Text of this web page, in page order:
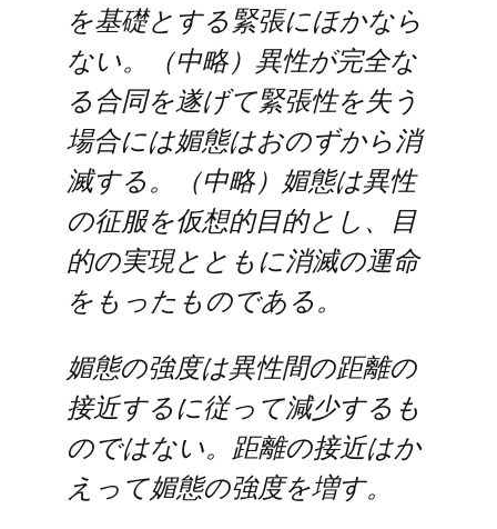
を基礎とする緊張にほかなら
ない。（中略）異性が完全な
る合同を遂げて緊張性を失う
場合には媚態はおのずから消
滅する。（中略）媚態は異性
の征服を仮想的目的とし、目
的の実現とともに消滅の運命
をもったものである。
媚態の強度は異性間の距離の
接近するに従って減少するも
のではない。距離の接近はか
えって媚態の強度を増す。